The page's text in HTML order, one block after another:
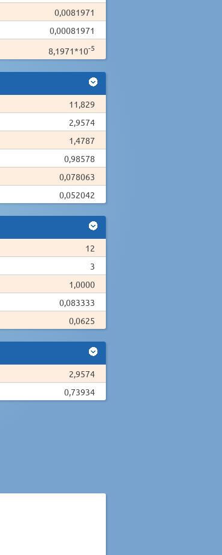
0,0081971
0,00081971
8,1971*10-5
11,829
2,9574
1,4787
0,98578
0,078063
0,052042
12
3
1,0000
0,083333
0,0625
2,9574
0,73934